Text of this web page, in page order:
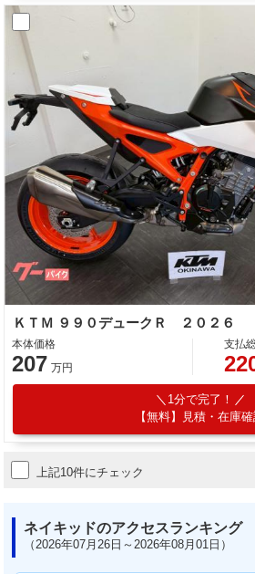
ＫＴＭ ９９０デュークＲ ２０２６
本体価格
207 万円
支払
1分で完了！
【無料】見積・在庫
上記10件にチェック
ネイキッドのアクセスランキング
（2026年07月26日～2026年08月01日）